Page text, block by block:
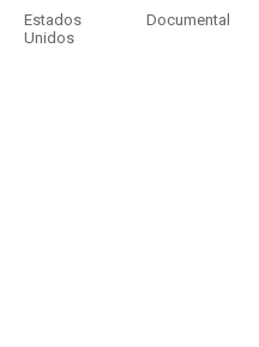
Estados
Unidos
Documental